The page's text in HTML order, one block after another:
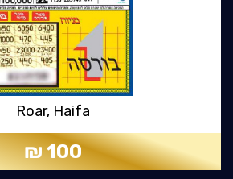
Roar, Haifa
100 ₪